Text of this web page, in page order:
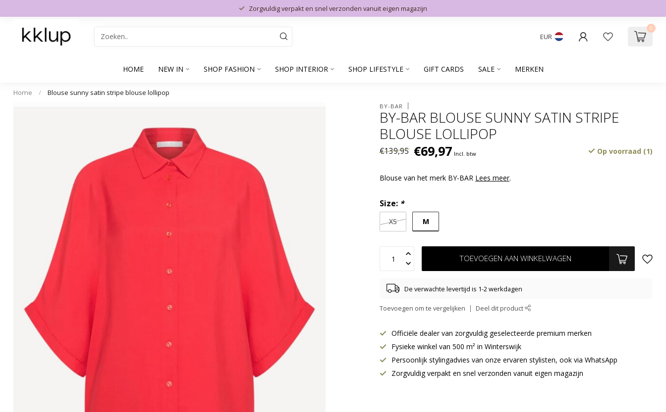
Zorgvuldig verpakt en snel verzonden vanuit eigen magazijn
EUR
0
HOME NEW IN SHOP FASHION SHOP INTERIOR SHOP LIFESTYLE GIFT CARDS SALE MERKEN
Home / Blouse sunny satin stripe blouse lollipop
BY-BAR
BY-BAR BLOUSE SUNNY SATIN STRIPE
BLOUSE LOLLIPOP
€139,95 €69,97 Incl. btw Op voorraad (1)
Blouse van het merk BY-BAR Lees meer.
Size: *
XS M
TOEVOEGEN AAN WINKELWAGEN
De verwachte levertijd is 1-2 werkdagen
Toevoegen om te vergelijken Deel dit product
Officiële dealer van zorgvuldig geselecteerde premium merken
Fysieke winkel van 500 m² in Winterswijk
Persoonlijk stylingadvies van onze ervaren stylisten, ook via WhatsApp
Zorgvuldig verpakt en snel verzonden vanuit eigen magazijn